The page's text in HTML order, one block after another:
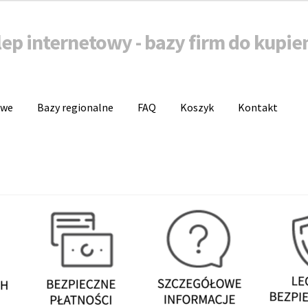
internetowy - bazy firm do
Bazy regionalne FAQ Koszyk Kontakt